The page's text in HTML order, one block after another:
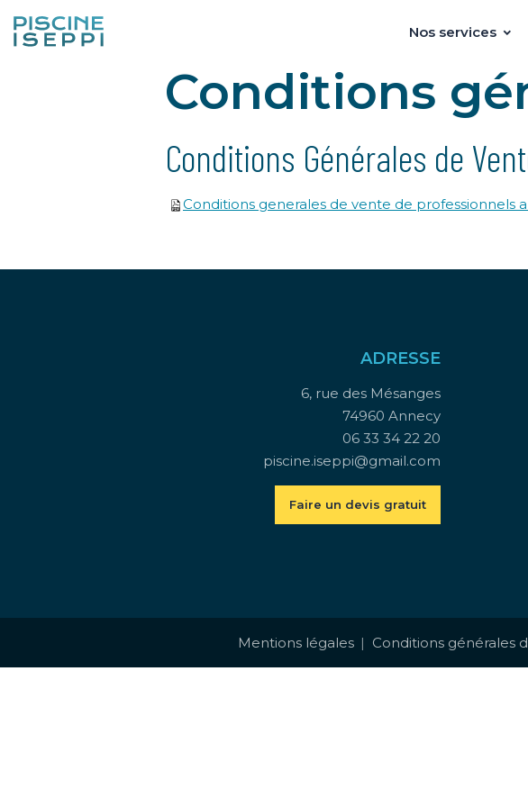
Nos services
Conditions
Conditions Générales de
Conditions generales de vente de professionnels
ADRESSE
6, rue des Mésanges
74960 Annecy
06 33 34 22 20
piscine.iseppi@gmail.com
Faire un devis gratuit
Mentions légales Conditions générales